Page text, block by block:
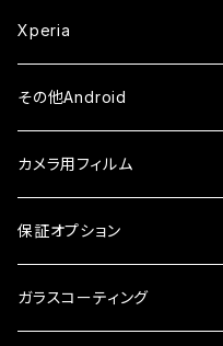
セラミックフィルム
セラミックフィルム
ガラスフィルム
ケース・カバー
iPhone6
ガラスフィルム
ケース・カバー
ケース
ガラスフィルム
ケース
iPhone7Plus
ガラスフィルム
ケース
iPhone8Plus
ガラスフィルム
ケース
セラミックフィルム
ケース
ガラスフィルム
セラミックフィルム
ケース
Xperia
ガラスフィルム
その他Android
AQUOS
ガラスフィルム
arrows
ガラスフィルム
シンプルスマホ
カメラ用フィルム
iPhone
iPhone17e
Android
保証オプション
ガラスコーティング